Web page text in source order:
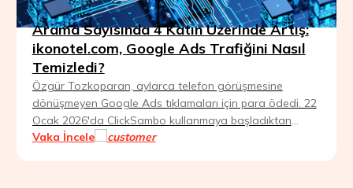
Arama Sayısında 4 Katın Üzerinde Artış:
ikonotel.com, Google Ads Trafiğini Nasıl
Temizledi?
Özgür Tozkoparan, aylarca telefon görüşmesine
dönüşmeyen Google Ads tıklamaları için para ödedi. 22
Ocak 2026'da ClickSambo kullanmaya başladıktan
sonra Smart Bidding'in kaliteli trafiğe göre yeniden
Vaka İncele